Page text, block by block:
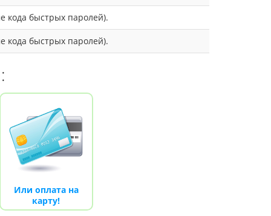
кода быстрых паролей).
кода быстрых паролей).
Или оплата на
карту!